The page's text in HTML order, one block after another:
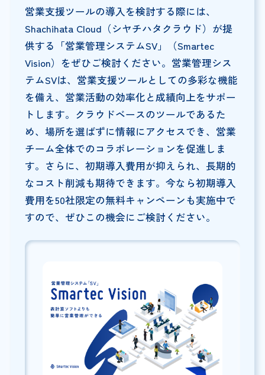
営業支援ツールの導入を検討する際には、
Shachihata Cloud（シヤチハタクラウド）が提
供する「営業管理システムSV」（Smartec
Vision）をぜひご検討ください。営業管理シス
テムSVは、営業支援ツールとしての多彩な機能
を備え、営業活動の効率化と成績向上をサポー
トします。クラウドベースのツールであるた
め、場所を選ばずに情報にアクセスでき、営業
チーム全体でのコラボレーションを促進しま
す。さらに、初期導入費用が抑えられ、長期的
なコスト削減も期待できます。今なら初期導入
費用を50社限定の無料キャンペーンも実施中で
すので、ぜひこの機会にご検討ください。